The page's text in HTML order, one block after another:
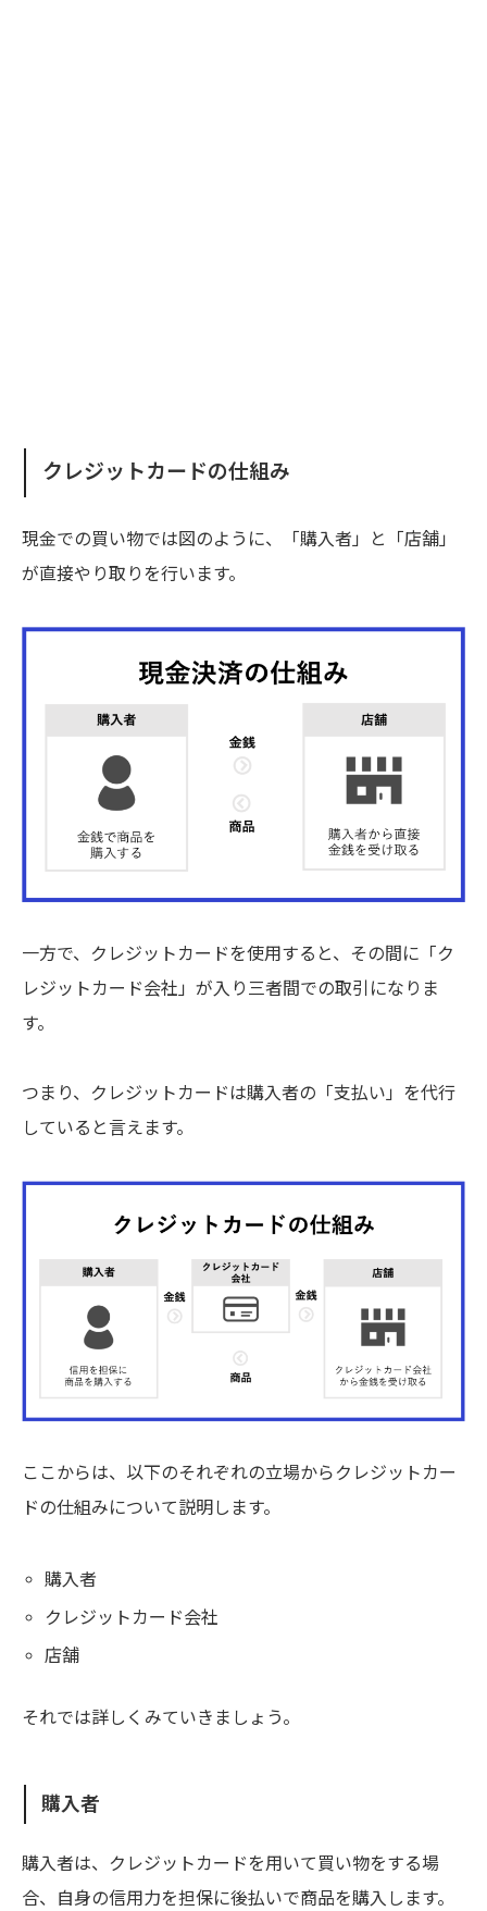
クレジットカードの仕組み
現金での買い物では図のように、「購入者」と「店舗」
が直接やり取りを行います。
一方で、クレジットカードを使用すると、その間に「ク
レジットカード会社」が入り三者間での取引になりま
す。
つまり、クレジットカードは購入者の「支払い」を代行
していると言えます。
ここからは、以下のそれぞれの立場からクレジットカー
ドの仕組みについて説明します。
購入者
クレジットカード会社
店舗
それでは詳しくみていきましょう。
購入者
購入者は、クレジットカードを用いて買い物をする場
合、自身の信用力を担保に後払いで商品を購入します。